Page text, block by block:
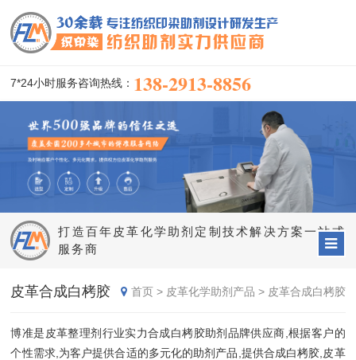
7*24小时服务咨询热线： 138-2913-8856
打造百年皮革化学助剂定制技术解决方案一站式
服务商
皮革合成白栲胶 首页> 皮革化学助剂产品 > 皮革合成白栲胶
博准是皮革整理剂行业实力合成白栲胶助剂品牌供应商,根据客户的
个性需求,为客户提供合适的多元化的助剂产品,提供合成白栲胶,皮革